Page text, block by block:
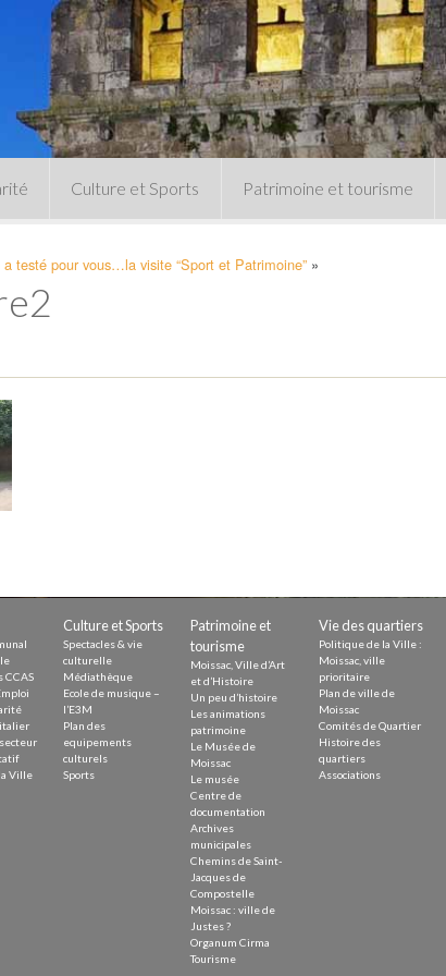
CCAS
Culture et Sports Patrimoine et tourisme
Un peu d’histoire
Le musée
a testé pour vous…la visite “Sport et Patrimoine” »
CCAS
Ville
Culture et Sports
Spectacles & vie
culturelle
Médiathèque
Ecole de musique –
l’E3M
Plan des
equipements
culturels
Sports
Patrimoine et
tourisme
Moissac, Ville d’Art
et d’Histoire
Un peu d’histoire
Les animations
patrimoine
Le Musée de
Moissac
Le musée
Centre de
documentation
Archives
municipales
Chemins de Saint-
Jacques de
Compostelle
Moissac : ville de
Justes ?
Organum Cirma
Tourisme
Vie des quartiers
Politique de la Ville :
Moissac, ville
prioritaire
Plan de ville de
Moissac
Comités de Quartier
Histoire des
quartiers
Associations